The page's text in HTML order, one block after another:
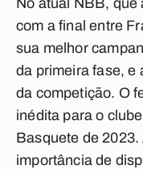
No atual NBB, que
com a final entre
sua melhor
da primeira fase, e
da competição. O
inédita para o
Basquete de
importância de